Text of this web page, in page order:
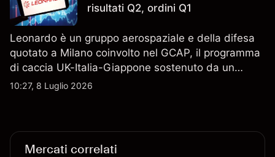
risultati Q2, ordini Q1
Leonardo è un gruppo aerospaziale e della difesa
quotato a Milano coinvolto nel GCAP, il programma
di caccia UK-Italia-Giappone sostenuto da un
contratto da 4,6 miliardi di sterline. I risultati
10:27, 8 Luglio 2026
Mercati correlati